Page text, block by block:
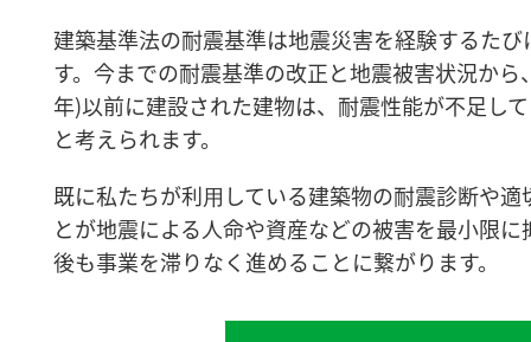
建築基準法の耐震基準は地震災害を経験するた
す。今までの耐震基準の改正と地震被害状況から
年)以前に建設された建物は、耐震性能が不足し
と考えられます。
既に私たちが利⽤している建築物の耐震診断や
とが地震による人命や資産などの被害を最小限に
後も事業を滞りなく進めることに繋がります。